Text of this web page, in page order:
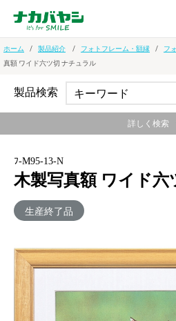
ホーム 製品紹介 フォトフレーム・額縁 フ
真額 ワイド六ツ切 ナチュラル
ﾌ-M95-13-N
木製写真額 ワイド
生産終了品
製品検索
詳しく検索